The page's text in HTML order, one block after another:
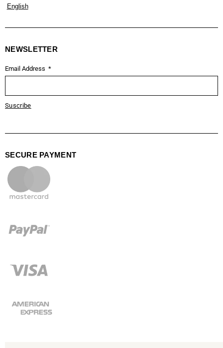
English
NEWSLETTER
Email Address
Suscribe
SECURE PAYMENT